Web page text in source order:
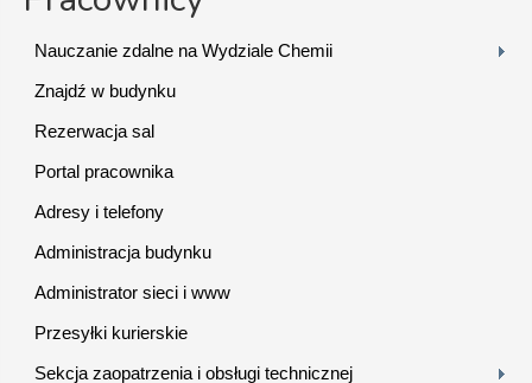
Nauczanie zdalne na Wydziale Chemii
Znajdź w budynku
Rezerwacja sal
Portal pracownika
Adresy i telefony
Administracja budynku
Administrator sieci i www
Przesyłki kurierskie
Sekcja zaopatrzenia i obsługi technicznej